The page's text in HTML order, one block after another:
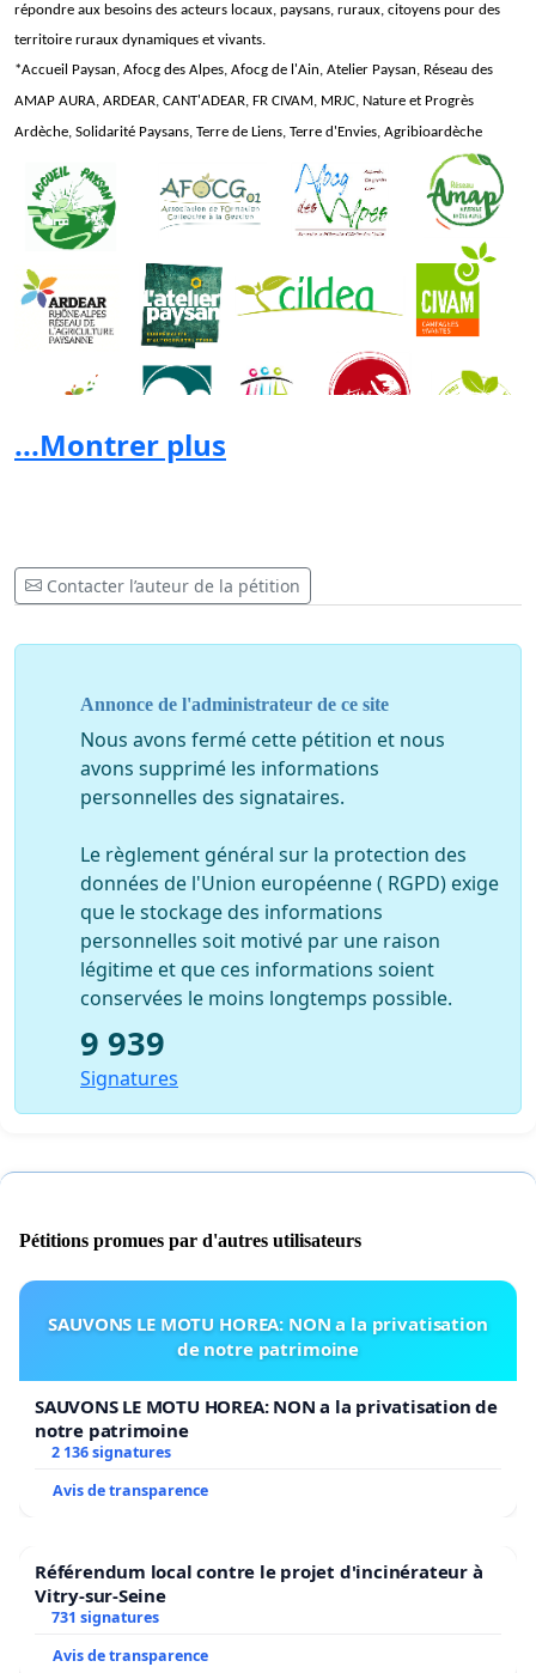
répondre aux besoins des acteurs locaux, paysans, ruraux, citoyens pour des
territoire ruraux dynamiques et vivants.
*Accueil Paysan, Afocg des Alpes, Afocg de l'Ain, Atelier Paysan, Réseau des
AMAP AURA, ARDEAR, CANT'ADEAR, FR CIVAM, MRJC, Nature et Progrès
Ardèche, Solidarité Paysans, Terre de Liens, Terre d'Envies, Agribioardèche
...Montrer plus
Contacter l’auteur de la pétition
Annonce de l'administrateur de ce site
Nous avons fermé cette pétition et nous
avons supprimé les informations
personnelles des signataires.
Le règlement général sur la protection des
données de l'Union européenne ( RGPD) exige
que le stockage des informations
personnelles soit motivé par une raison
légitime et que ces informations soient
conservées le moins longtemps possible.
9 939
Signatures
Pétitions promues par d'autres utilisateurs
SAUVONS LE MOTU HOREA: NON a la privatisation
de notre patrimoine
SAUVONS LE MOTU HOREA: NON a la privatisation de
notre patrimoine
2 136 signatures
Avis de transparence
Référendum local contre le projet d'incinérateur à
Vitry-sur-Seine
731 signatures
Avis de transparence